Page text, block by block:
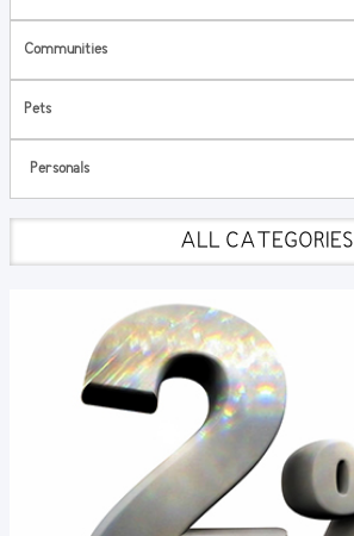
Communities
Pets
Personals
ALL CATEGORIES